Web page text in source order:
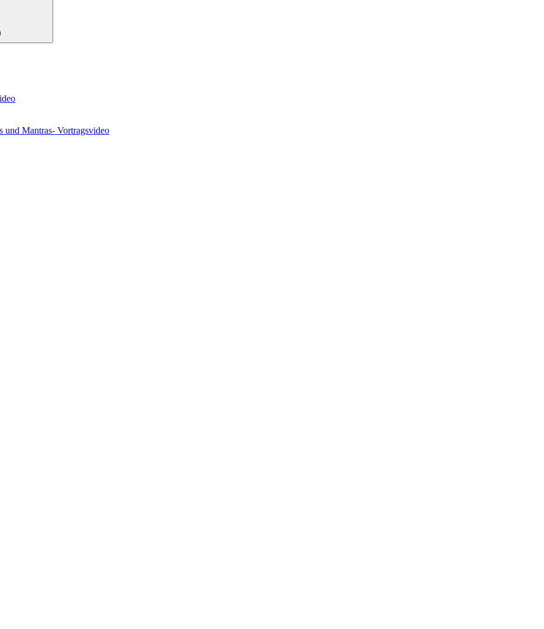
und Mantras- Vortragsvideo